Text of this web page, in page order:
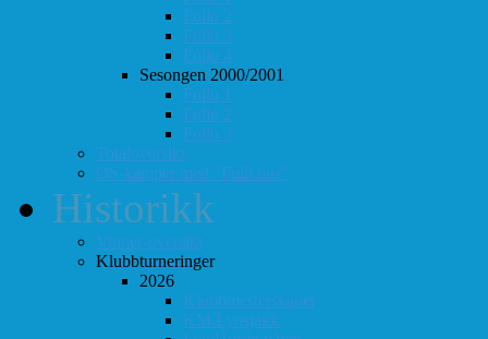
Follo 2
Follo 3
Follo 4
Sesongen 2000/2001
Follo 1
Follo 2
Follo 3
Totaloversikt
ØS-kamper med "Fullt hus"
Historikk
Vinner-oversikt
Klubbturneringer
2026
Klubbmesterskapet
KM Lynsjakk